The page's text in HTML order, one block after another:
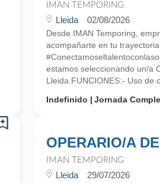
IMAN TEMPORING
Lleida 02/08/2026
Desde IMAN Temporing,
acompañarte en tu
estamos seleccionando un/a
Lleida.FUNCIONES:- Uso de
Indefinido
Jornada
OPERARIO/A
IMAN TEMPORING
Lleida 29/07/2026